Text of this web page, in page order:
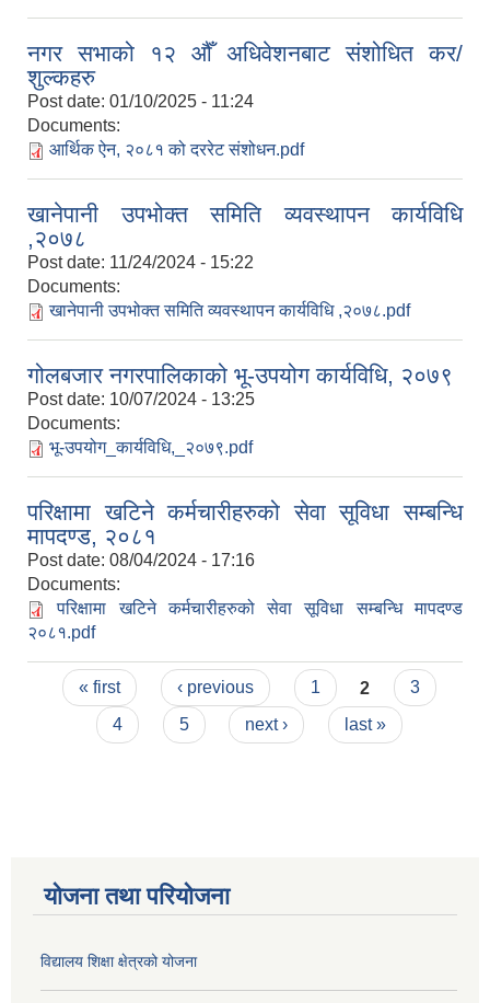
नगर सभाको १२ औँ अधिवेशनबाट संशोधित कर/
शुल्कहरु
Post date: 01/10/2025 - 11:24
Documents:
आर्थिक ऐन, २०८१ को दररेट संशोधन.pdf
खानेपानी उपभोक्त समिति व्यवस्थापन कार्यविधि
,२०७८
Post date: 11/24/2024 - 15:22
Documents:
खानेपानी उपभोक्त समिति व्यवस्थापन कार्यविधि ,२०७८.pdf
गोलबजार नगरपालिकाको भू-उपयोग कार्यविधि, २०७९
Post date: 10/07/2024 - 13:25
Documents:
भू-उपयोग_कार्यविधि,_२०७९.pdf
परिक्षामा खटिने कर्मचारीहरुको सेवा सूविधा सम्बन्धि
मापदण्ड, २०८१
Post date: 08/04/2024 - 17:16
Documents:
परिक्षामा खटिने कर्मचारीहरुको सेवा सूविधा सम्बन्धि मापदण्ड
२०८१.pdf
Pages
« first ‹ previous 1 2
3
4
5 next › last »
योजना तथा परियोजना
विद्यालय शिक्षा क्षेत्रको योजना